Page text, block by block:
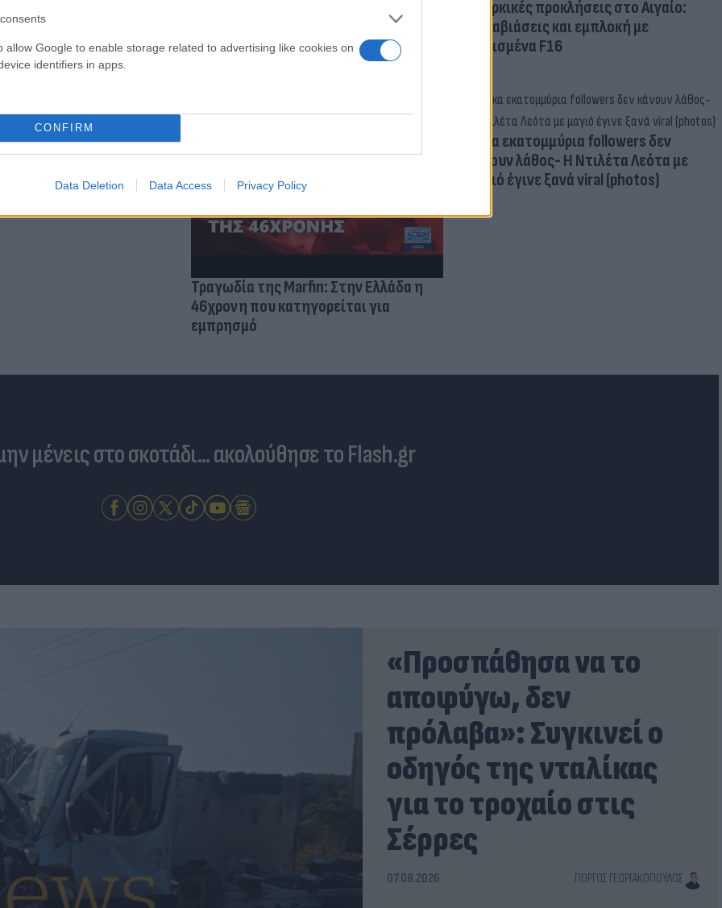
allow Google to enable storage related to advertising like cookies on
identifiers in apps.
CONFIRM
Data Deletion Data Access Privacy Policy
Τουρκικές προκλήσεις στο Αιγαίο:
Παραβιάσεις και εμπλοκή με
οπλισμένα F16
το χαμένο βάρος;
μας
Τραγωδία της Marfin: Στην Ελλάδα η
46χρονη που κατηγορείται για
εμπρησμό
Δέκα εκατομμύρια followers δεν
κάνουν λάθος- Η Ντιλέτα Λεότα με
μαγιό έγινε ξανά viral (photos)
μένεις στο σκοτάδι... ακολούθησε το Flash.gr
«Προσπάθησα να το
αποφύγω, δεν
πρόλαβα»: Συγκινεί ο
οδηγός της νταλίκας
για το τροχαίο στις
Σέρρες
07.08.2026 ΓΙΏΡΓΟΣ ΓΕΩΡΓΑΚΌΠΟΥΛΟΣ